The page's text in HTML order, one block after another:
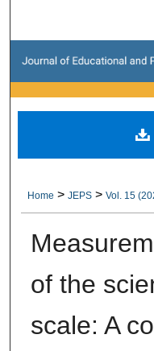
Home > JEPS > Vol. 15
of the
scale: A